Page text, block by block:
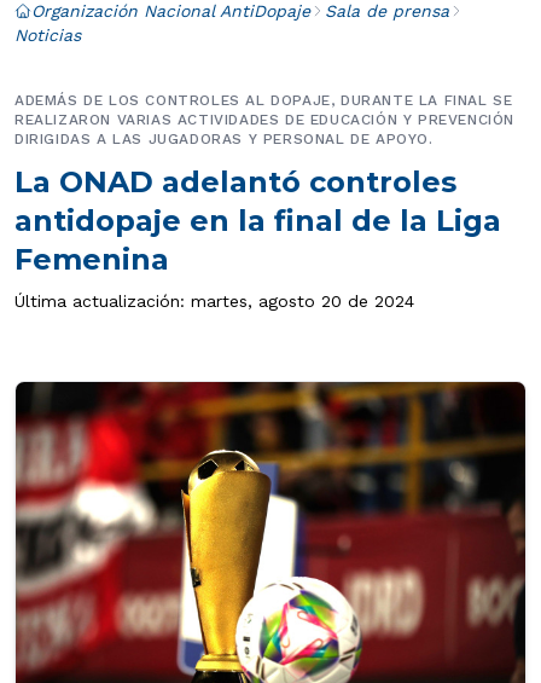
Organización Nacional AntiDopaje
Sala de prensa
Noticias
La ONAD adelantó controles
antidopaje en la final de la Liga
Femenina
ADEMÁS DE LOS CONTROLES AL DOPAJE, DURANTE LA FINAL SE
REALIZARON VARIAS ACTIVIDADES DE EDUCACIÓN Y PREVENCIÓN
DIRIGIDAS A LAS JUGADORAS Y PERSONAL DE APOYO.
Última actualización: martes, agosto 20 de 2024